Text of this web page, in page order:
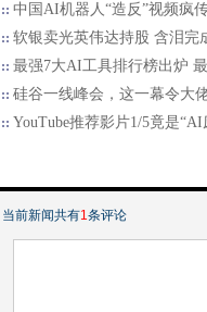
中国AI机器人“造反”视频疯
软银卖光英伟达持股 含泪完
最强7大AI工具排行榜出炉
硅谷一线峰会，这一幕令大
YouTube推荐影片1/5竟是“AI
当前新闻共有1条评论